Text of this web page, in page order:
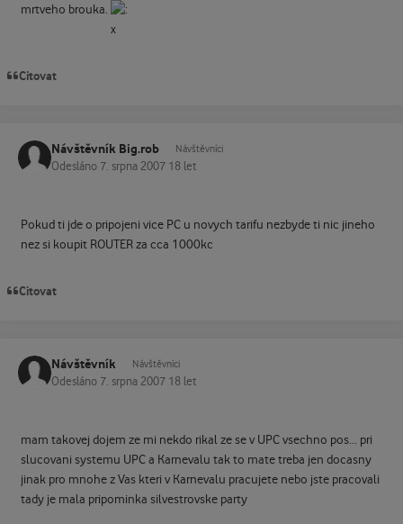
mrtveho brouka.
Citovat
Návštěvník Big.rob Návštěvníci
Odesláno 7. srpna 2007 18 let
Pokud ti jde o pripojeni vice PC u novych tarifu nezbyde ti nic jineho
nez si koupit ROUTER za cca 1000kc
Citovat
Návštěvník Návštěvníci
Odesláno 7. srpna 2007 18 let
mam takovej dojem ze mi nekdo rikal ze se v UPC vsechno pos... pri
slucovani systemu UPC a Karnevalu tak to mate treba jen docasny
jinak pro mnohe z Vas kteri v Karnevalu pracujete nebo jste pracovali
tady je mala pripominka silvestrovske party